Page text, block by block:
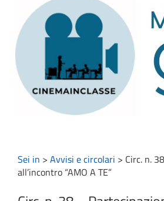
Sei in > Avvisi e circolari > Circ. n.
all’incontro “AMO A TE”